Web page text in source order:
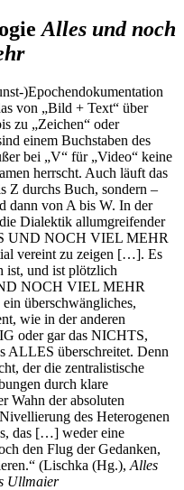
Alles und noch
)Epochendokumentation
von „Bild + Text“ über
zu „Zeichen“ oder
einem Buchstaben des
bei „V“ für „Video“ keine
herrscht. Auch läuft das
Z durchs Buch, sondern –
dann von A bis W. In der
Dialektik allumgreifender
UND NOCH VIEL MEHR
vereint zu zeigen […]. Es
ist, und ist plötzlich
NOCH VIEL MEHR
überschwängliches,
wie in der anderen
oder gar das NICHTS,
ALLES überschreitet. Denn
der die zentralistische
durch klare
Wahn der absoluten
des Heterogenen
das […] weder eine
den Flug der Gedanken,
(Lischka (Hg.), Alles
Ullmaier